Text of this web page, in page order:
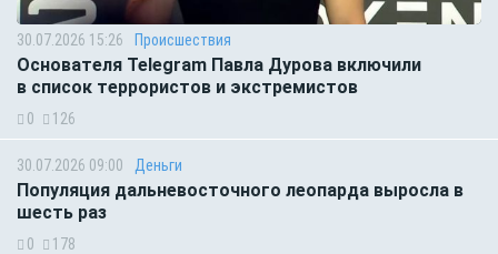
30.07.2026 15:26 Происшествия
Основателя Telegram Павла Дурова включили
в список террористов и экстремистов
0 126
30.07.2026 09:00 Деньги
Популяция дальневосточного леопарда выросла в
шесть раз
0 178